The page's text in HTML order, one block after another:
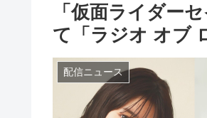
「仮面ライダー
て「ラジオ オブ
配信ニュース